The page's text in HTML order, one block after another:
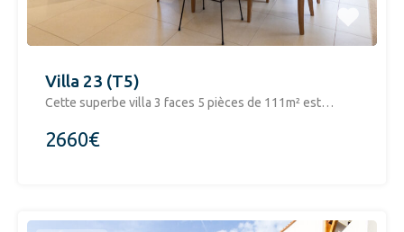
Villa 23 (T5)
​Cette superbe villa 3 faces 5 pièces de 111m² est…
2660€